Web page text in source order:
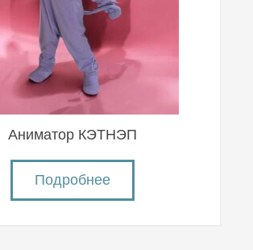
Аниматор КЭТНЭП
Подробнее